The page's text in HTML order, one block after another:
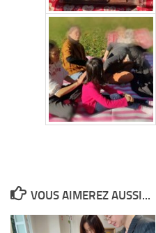
VOUS AIMEREZ AUSSI...